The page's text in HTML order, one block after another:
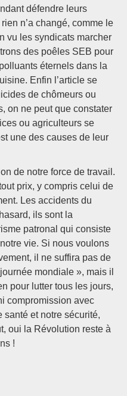
défendre leurs
n’a changé, comme le
vu les syndicats marcher
des poêles SEB pour
éternels dans la
Enfin l’article se
de chômeurs ou
on ne peut que constater
ou agriculteurs se
une des causes de leur
de notre force de travail.
prix, y compris celui de
Les accidents du
ils sont la
patronal qui consiste
vie. Si nous voulons
il ne suffira pas de
mondiale », mais il
pour lutter tous les jours,
compromission avec
santé et notre sécurité,
oui la Révolution reste à
!